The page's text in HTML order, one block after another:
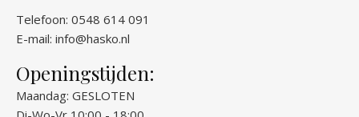
Telefoon: 0548 614 091
E-mail: info@hasko.nl
Openingstijden:
Maandag: GESLOTEN